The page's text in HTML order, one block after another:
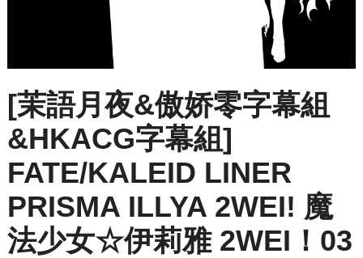
[茉語月夜&傲娇零字幕組
&HKACG字幕組]
FATE/KALEID LINER
PRISMA ILLYA 2WEI! 魔
法少女☆伊莉雅 2WEI！03